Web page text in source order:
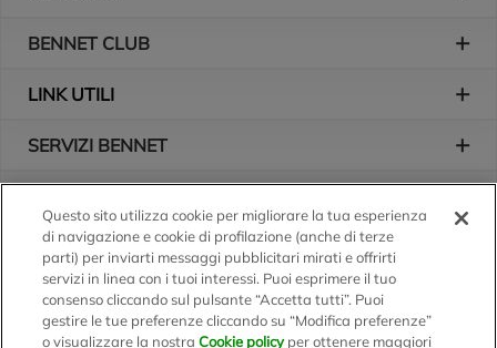
BENNET CLUB
LINK UTILI
SERVIZI BENNET
Logo Bennet
Seguici sui nostri canali
Questo sito utilizza cookie per migliorare la tua esperienza
di navigazione e cookie di profilazione (anche di terze
parti) per inviarti messaggi pubblicitari mirati e offrirti
servizi in linea con i tuoi interessi. Puoi esprimere il tuo
consenso cliccando sul pulsante “Accetta tutti”. Puoi
gestire le tue preferenze cliccando su “Modifica preferenze”
o visualizzare la nostraCookie policyper ottenere maggiori